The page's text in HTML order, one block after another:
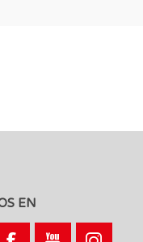
EN